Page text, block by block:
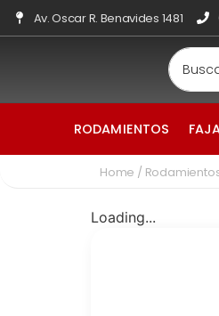
Av. Oscar R. Benavides 1481
RODAMIENTOS
Home /
Loading...